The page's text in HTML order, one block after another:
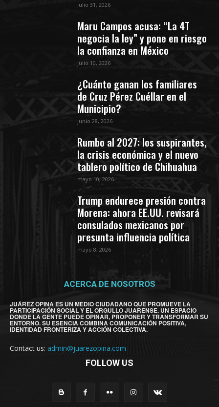
julio 31, 2026
Maru Campos acusa: “La 4T
negocia la ley” y pone en riesgo
la confianza en México
julio 10, 2026
¿Cuánto ganan los familiares
de Cruz Pérez Cuéllar en el
Municipio?
junio 28, 2026
Rumbo al 2027: los suspirantes,
la crisis económica y el nuevo
tablero político de Chihuahua
mayo 10, 2026
Trump endurece presión contra
Morena: ahora EE.UU. revisará
consulados mexicanos por
presunta influencia política
mayo 8, 2026
ACERCA DE NOSOTROS
JUÁREZ OPINA ES UN MEDIO CIUDADANO QUE PROMUEVE LA
PARTICIPACIÓN SOCIAL Y EL ORGULLO JUARENSE. UN ESPACIO
DONDE LA GENTE PUEDE OPINAR, PROPONER Y TRANSFORMAR SU
ENTORNO. SU ESENCIA COMBINA COMUNICACIÓN POSITIVA,
IDENTIDAD FRONTERIZA Y ACCIÓN COLECTIVA.
Contact us: admin@juarezopina.com
FOLLOW US